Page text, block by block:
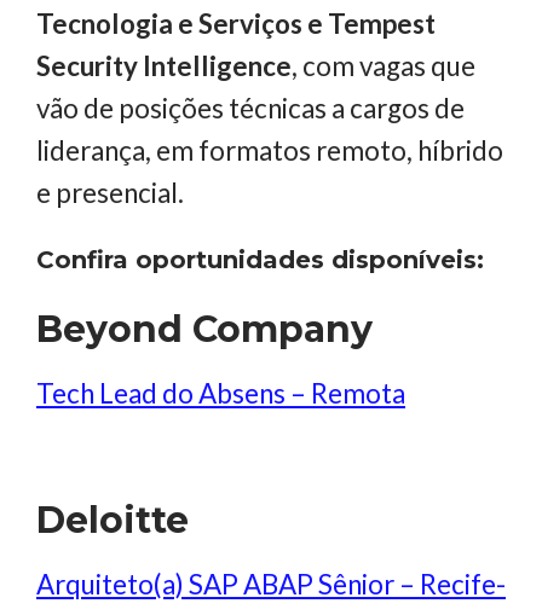
Tecnologia e Serviços e Tempest
Security Intelligence, com vagas que
vão de posições técnicas a cargos de
liderança, em formatos remoto, híbrido
e presencial.
Confira oportunidades disponíveis:
Beyond Company
Tech Lead do Absens – Remota
Deloitte
Arquiteto(a) SAP ABAP Sênior – Recife-